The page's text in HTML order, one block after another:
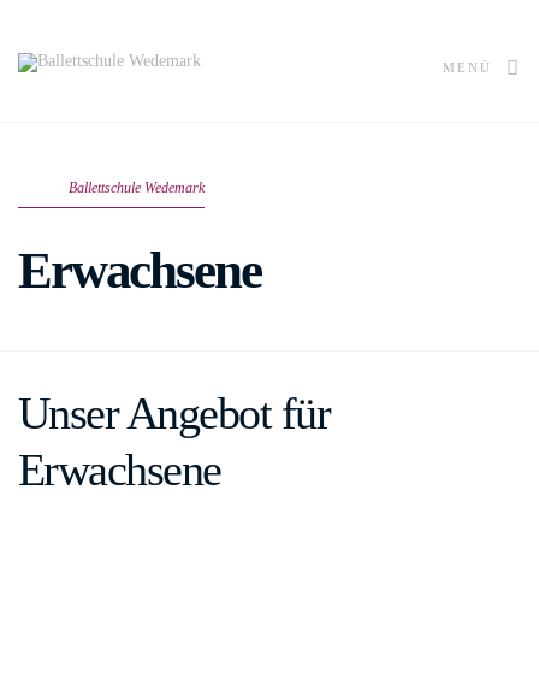
MENÜ
Ballettschule Wedemark
Erwachsene
Unser Angebot für
Erwachsene